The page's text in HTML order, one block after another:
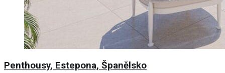
Penthousy, Estepona, Španělsko